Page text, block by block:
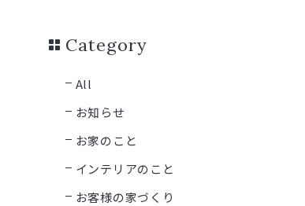
Category
All
お知らせ
お家のこと
インテリアのこと
お客様の家づくり